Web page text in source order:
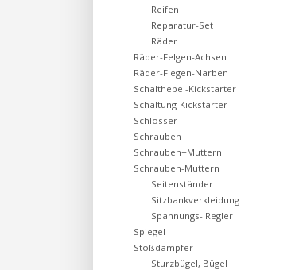
Reifen
Reparatur-Set
Räder
Räder-Felgen-Achsen
Räder-Flegen-Narben
Schalthebel-Kickstarter
Schaltung-Kickstarter
Schlösser
Schrauben
Schrauben+Muttern
Schrauben-Muttern
Seitenständer
Sitzbankverkleidung
Spannungs- Regler
Spiegel
Stoßdämpfer
Sturzbügel, Bügel